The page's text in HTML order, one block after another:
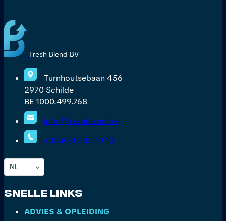
Fresh Blend BV
Turnhoutsebaan 456
2970 Schilde
BE 1000.499.768
info@freshblend.be
+32.(0)3 535 10 10
NL
Snelle Links
ADVIES & OPLEIDING